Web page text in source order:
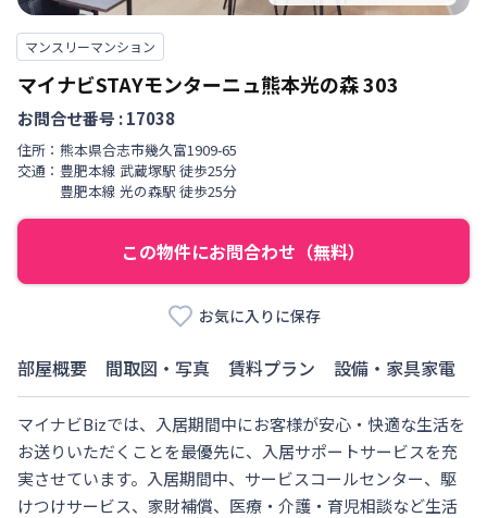
マンスリーマンション
マイナビSTAYモンターニュ熊本光の森303
お問合せ番号 :17038
住所： 熊本県合志市幾久富1909-65
交通： 豊肥本線 武蔵塚駅 徒歩25分
豊肥本線 光の森駅 徒歩25分
この物件にお問合わせ（無料）
お気に入りに保存
部屋概要 間取図・写真 賃料プラン 設備・家具家電
マイナビBizでは、入居期間中にお客様が安心・快適な生活を
お送りいただくことを最優先に、入居サポートサービスを充
実させています。入居期間中、サービスコールセンター、駆
けつけサービス、家財補償、医療・介護・育児相談など生活